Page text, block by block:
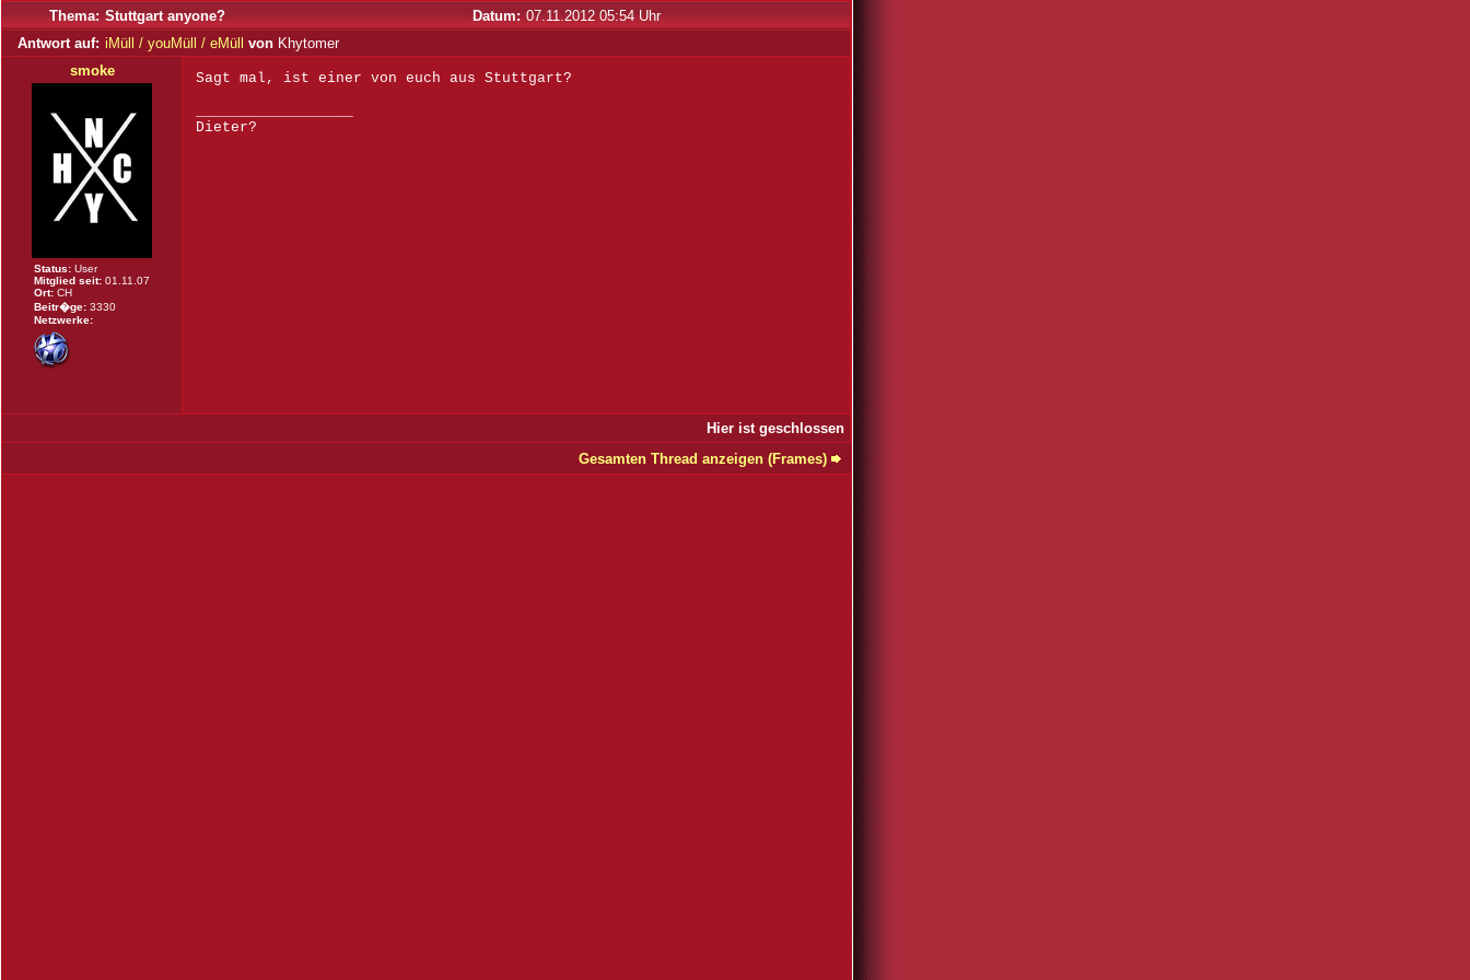
Thema: Stuttgart anyone? Datum: 07.11.2012 05:54 Uhr
Antwort auf: iMüll / youMüll / eMüll von Khytomer
smoke
Status: User
Mitglied seit: 01.11.07
Ort: CH
Beitr�ge: 3330
Netzwerke:
Sagt mal, ist einer von euch aus Stuttgart?
Dieter?
Hier ist geschlossen
Gesamten Thread anzeigen (Frames)